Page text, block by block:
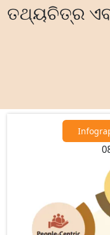
ତଥ୍ୟଚିତ୍ର